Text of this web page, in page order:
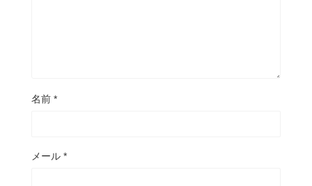
名前 *
メール *